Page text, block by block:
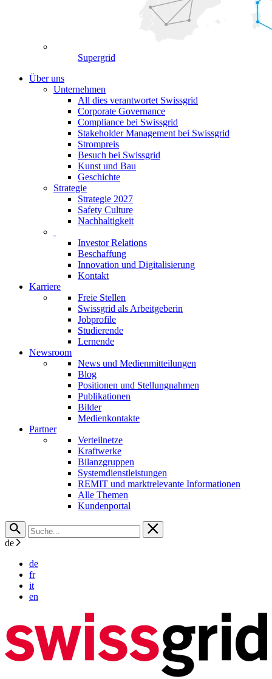
Supergrid
Über uns
Unternehmen
All dies verantwortet Swissgrid
Corporate Governance
Compliance bei Swissgrid
Stakeholder Management bei Swissgrid
Strompreis
Besuch bei Swissgrid
Kunst und Bau
Geschichte
Strategie
Strategie 2027
Safety Culture
Nachhaltigkeit
Investor Relations
Beschaffung
Innovation und Digitalisierung
Kontakt
Karriere
Freie Stellen
Swissgrid als Arbeitgeberin
Jobprofile
Studierende
Lernende
Newsroom
News und Medienmitteilungen
Blog
Positionen und Stellungnahmen
Publikationen
Bilder
Medienkontakte
Partner
Verteilnetze
Kraftwerke
Bilanzgruppen
Systemdienstleistungen
REMIT und marktrelevante Informationen
Alle Themen
Kundenportal
de
de
fr
it
en